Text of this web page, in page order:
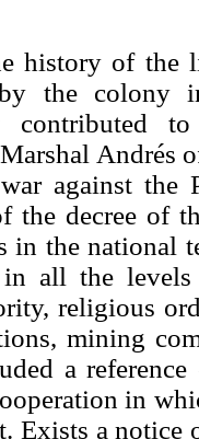
history of the
the colony
contributed
Andrés
against the
the decree of
in the national
in all the
religious
mining
a
in
Exists a